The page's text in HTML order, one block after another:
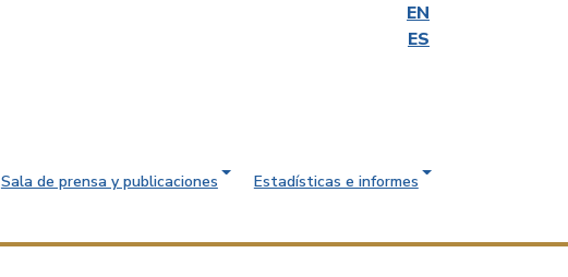
EN
ES
Sala de prensa y publicaciones
Estadísticas e informes